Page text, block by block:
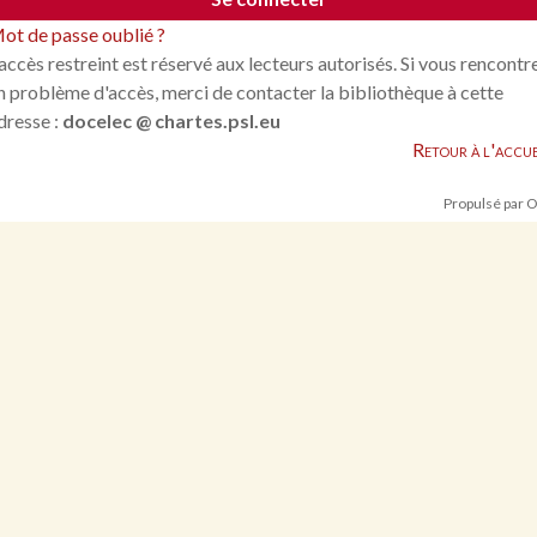
de passe oublié ?
restreint est réservé aux lecteurs autorisés. Si vous
problème d'accès, merci de contacter la bibliothèque à cette
: docelec @ chartes.psl.eu
Retour à
Propulsé par